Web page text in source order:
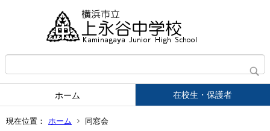
ホーム 在校生・保護者
現在位置： ホーム 同窓会